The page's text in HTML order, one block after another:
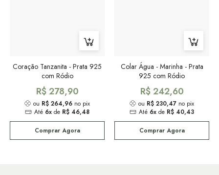
Coração Tanzanita - Prata 925
com Ródio
R$ 278,90
ou R$ 264,96 no pix
Até 6xde R$ 46,48
Comprar Agora
Colar Água - Marinha - Prata
925 com Ródio
R$ 242,60
ou R$ 230,47 no pix
Até 6xde R$ 40,43
Comprar Agora